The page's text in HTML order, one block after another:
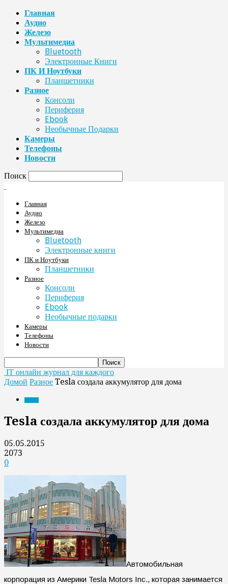
Главная
Аудио
Железо
Мультимедиа
Bluetooth
Электронные Книги
ПК И Ноутбуки
Планшетники
Разное
Консоли
Периферия
Ebook
Необычные Подарки
Камеры
Телефоны
Новости
Поиск
Главная
Аудио
Железо
Мультимедиа
Bluetooth
Электронные книги
ПК и Ноутбуки
Планшетники
Разное
Консоли
Периферия
Ebook
Необычные подарки
Камеры
Телефоны
Новости
IT онлайн журнал для каждого
Домой Разное Tesla создала аккумулятор для дома
Tesla создала аккумулятор для дома
05.05.2015
2073
0
Автомобильная
корпорация из Америки Tesla Motors Inc., которая занимается